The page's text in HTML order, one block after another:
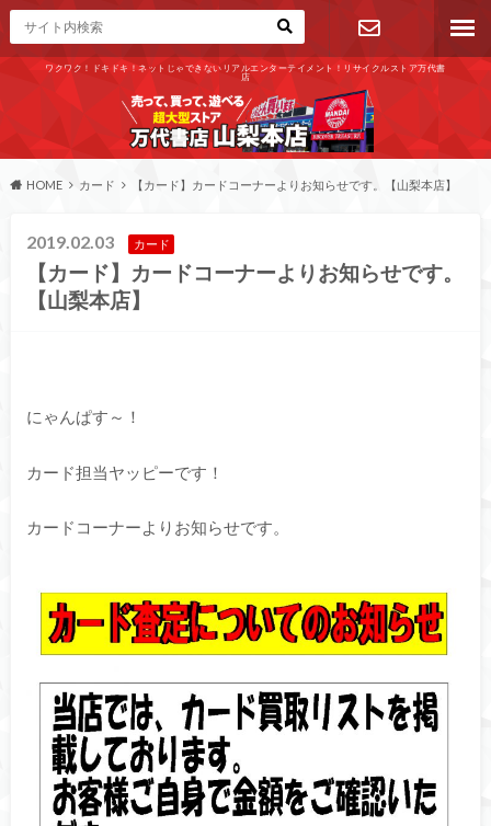
ワクワク！ドキドキ！ネットじゃできないリアルエンターテイメント！リサイクルストア万代書
店
お問い合わ
せ
HOME カード 【カード】カードコーナーよりお知らせです。【山梨本店】
2019.02.03 カード
【カード】カードコーナーよりお知らせです。
【山梨本店】
にゃんぱす～！
カード担当ヤッピーです！
カードコーナーよりお知らせです。